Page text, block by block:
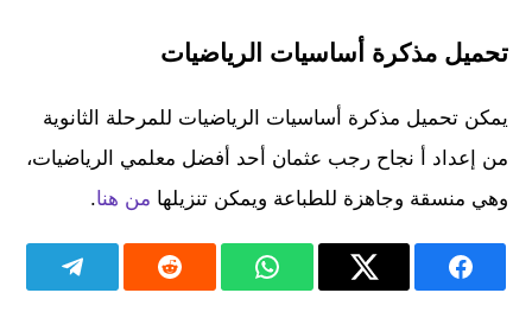
تحميل مذكرة أساسيات الرياضيات
يمكن تحميل مذكرة أساسيات الرياضيات للمرحلة الثانوية
من إعداد أ نجاح رجب عثمان أحد أفضل معلمي الرياضيات،
وهي منسقة وجاهزة للطباعة ويمكن تنزيلها من هنا.